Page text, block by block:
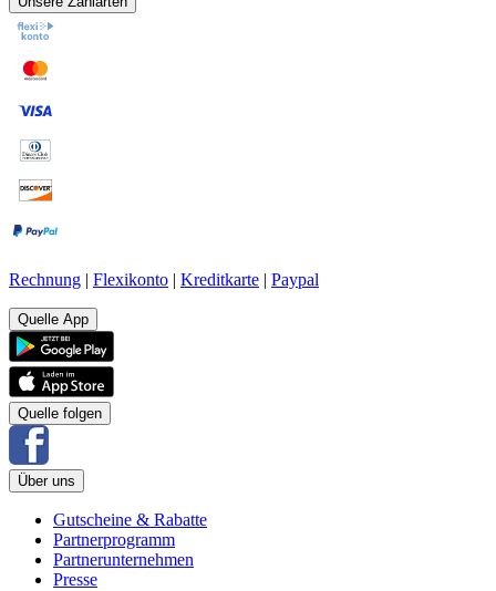
Rechnung | Flexikonto | Kreditkarte | Paypal
Quelle App
Quelle folgen
Über uns
Gutscheine & Rabatte
Partnerprogramm
Partnerunternehmen
Presse